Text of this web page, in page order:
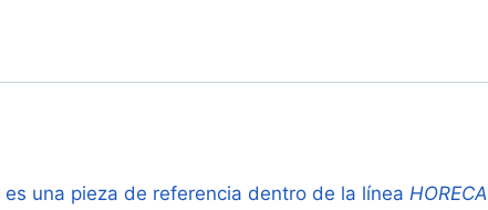
en
Oxford
es una pieza de referencia dentro de la línea HORECA